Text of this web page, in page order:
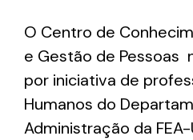
O Centro de
e Gestão de Pessoas
por iniciativa de
Humanos do
Administração da